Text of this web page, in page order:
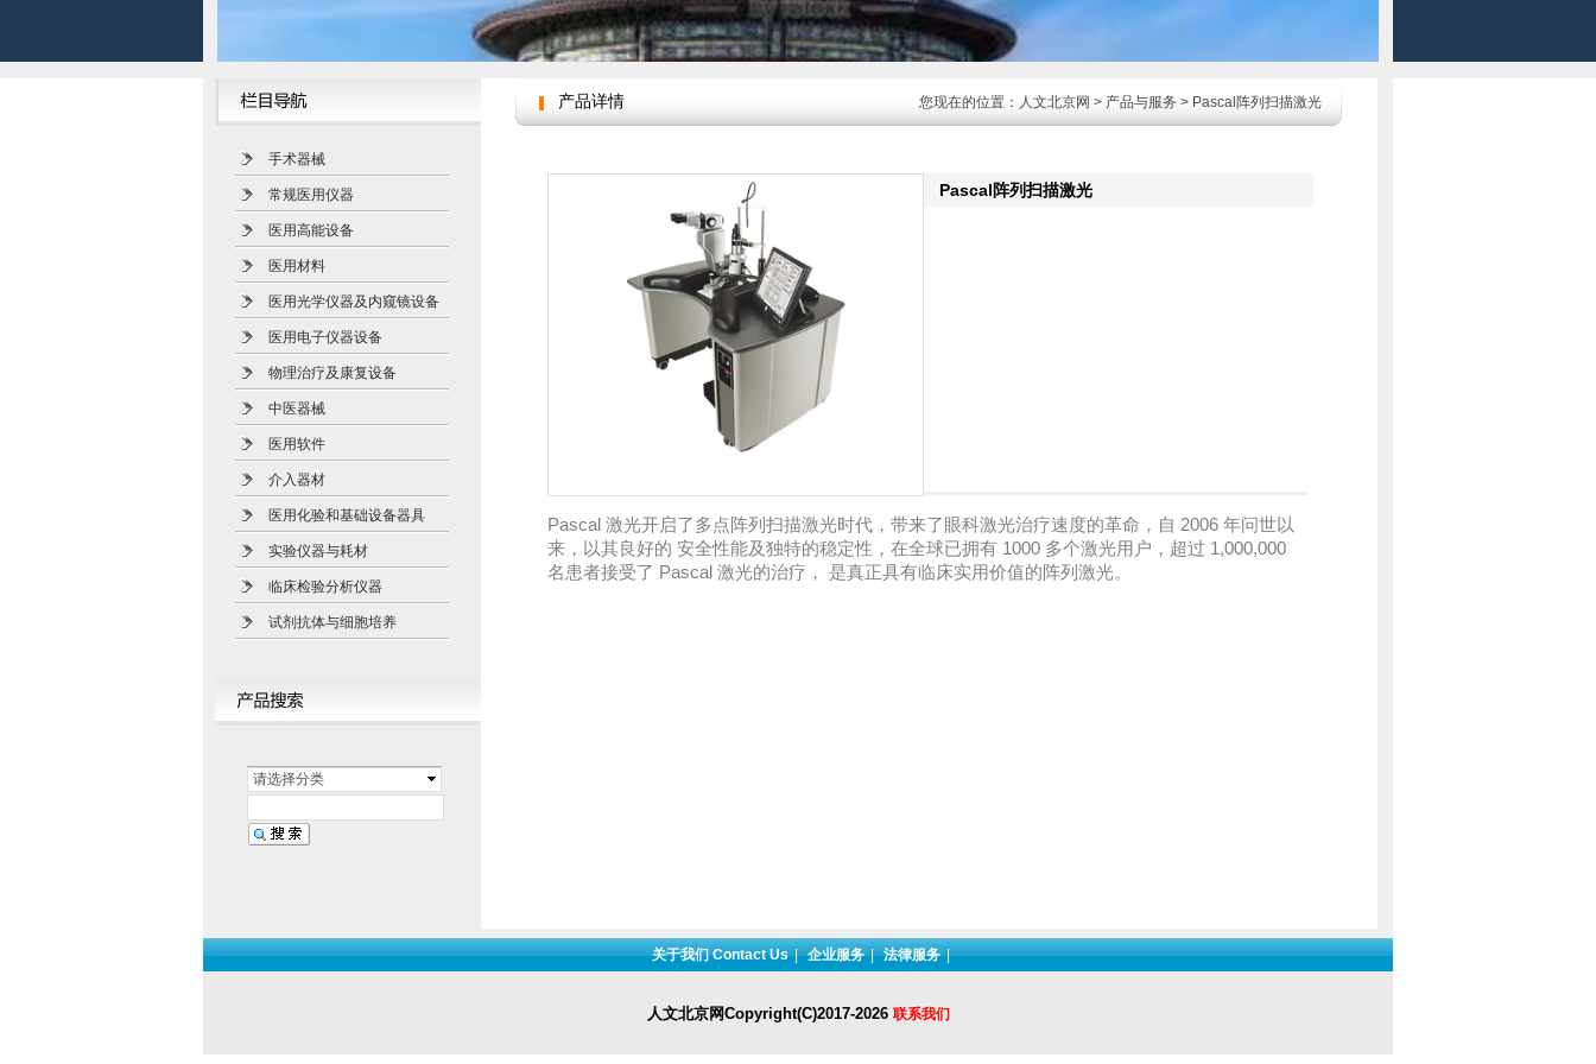
请选择分类
手术器械
常规医用仪器
医用高能设备
医用材料
医用光学仪器及内窥镜设备
医用电子仪器设备
物理治疗及康复设备
中医器械
医用软件
介入器材
医用化验和基础设备器具
实验仪器与耗材
临床检验分析仪器
试剂抗体与细胞培养
产品详情 您现在的位置： 人文北京网 > 产品与服务 > Pascal阵列扫描激光
Pascal阵列扫描激光
Pascal 激光开启了多点阵列扫描激光时代，带来了眼科激光治疗速度的革命，自 2006 年问世以
来，以其良好的 安全性能及独特的稳定性，在全球已拥有 1000 多个激光用户，超过 1,000,000
名患者接受了 Pascal 激光的治疗， 是真正具有临床实用价值的阵列激光。
关于我们 Contact Us | 企业服务 | 法律服务 |
人文北京网Copyright(C)2017-2026 联系我们